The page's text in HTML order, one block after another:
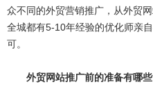
众不同的外贸营销推广，从外贸
全城都有5-10年经验的优化师亲
可。
外贸网站推广前的准备有哪